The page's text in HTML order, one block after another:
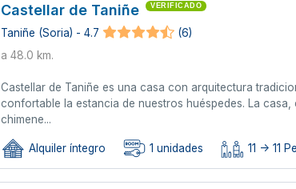
Castellar de Taniñe VERIFICADO
Taniñe (Soria) - 4.7
(6)
a 48.0 km.
Castellar de Taniñe es una casa con arquitectura
confortable la estancia de nuestros huéspedes. La
chimene...
Alquiler íntegro 1 unidades 11 -> 11